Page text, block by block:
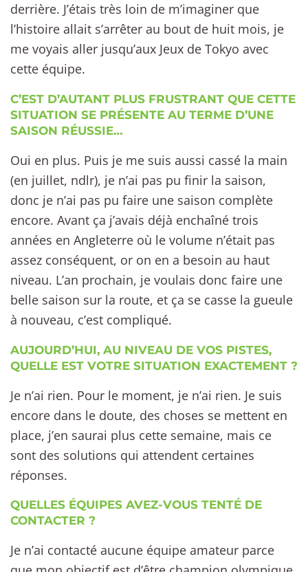
derrière. J’étais très loin de m’imaginer que
l’histoire allait s’arrêter au bout de huit mois, je
me voyais aller jusqu’aux Jeux de Tokyo avec
cette équipe.
C’EST D’AUTANT PLUS FRUSTRANT QUE CETTE
SITUATION SE PRÉSENTE AU TERME D’UNE
SAISON RÉUSSIE…
Oui en plus. Puis je me suis aussi cassé la main
(en juillet, ndlr), je n’ai pas pu finir la saison,
donc je n’ai pas pu faire une saison complète
encore. Avant ça j’avais déjà enchaîné trois
années en Angleterre où le volume n’était pas
assez conséquent, or on en a besoin au haut
niveau. L’an prochain, je voulais donc faire une
belle saison sur la route, et ça se casse la gueule
à nouveau, c’est compliqué.
AUJOURD’HUI, AU NIVEAU DE VOS PISTES,
QUELLE EST VOTRE SITUATION EXACTEMENT ?
Je n’ai rien. Pour le moment, je n’ai rien. Je suis
encore dans le doute, des choses se mettent en
place, j’en saurai plus cette semaine, mais ce
sont des solutions qui attendent certaines
réponses.
QUELLES ÉQUIPES AVEZ-VOUS TENTÉ DE
CONTACTER ?
Je n’ai contacté aucune équipe amateur parce